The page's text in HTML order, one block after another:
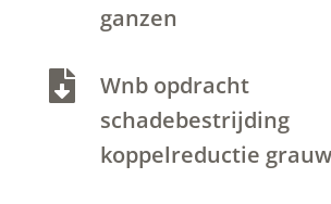
ganzen

Wnb opdracht
schadebestrijding
koppelreductie